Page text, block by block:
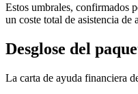
Estos umbrales, confirmados
un coste total de asistencia
Desglose del
La carta de ayuda financiera